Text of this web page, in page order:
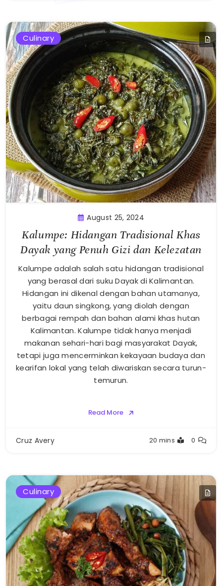
Culinary
August 25, 2024
Kalumpe: Hidangan Tradisional Khas
Dayak yang Penuh Gizi dan Kelezatan
Kalumpe adalah salah satu hidangan tradisional
yang berasal dari suku Dayak di Kalimantan.
Hidangan ini dikenal dengan bahan utamanya,
yaitu daun singkong, yang diolah dengan
berbagai rempah dan bahan alami khas hutan
Kalimantan. Kalumpe tidak hanya menjadi
makanan sehari-hari bagi masyarakat Dayak,
tetapi juga mencerminkan kekayaan budaya dan
kearifan lokal yang telah diwariskan secara turun-
temurun.
Read More
Cruz Avery 20 mins 0
Culinary